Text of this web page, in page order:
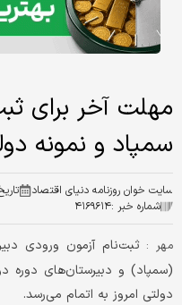
مهلت آخر برای
سمپاد و نمونه
سایت خوان روزنامه دنیای اقتصاد
شماره خبر :۴۱۶۹۶۱۴
مهر :ثبت‌نام آزمون ورودی
(سمپاد) و دبیرستان‌های دوره
دولتی امروز به اتمام می‌رسد.